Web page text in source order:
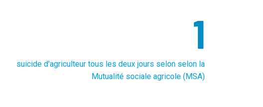
1
suicide d'agriculteur tous les deux jours selon selon la
Mutualité sociale agricole (MSA)